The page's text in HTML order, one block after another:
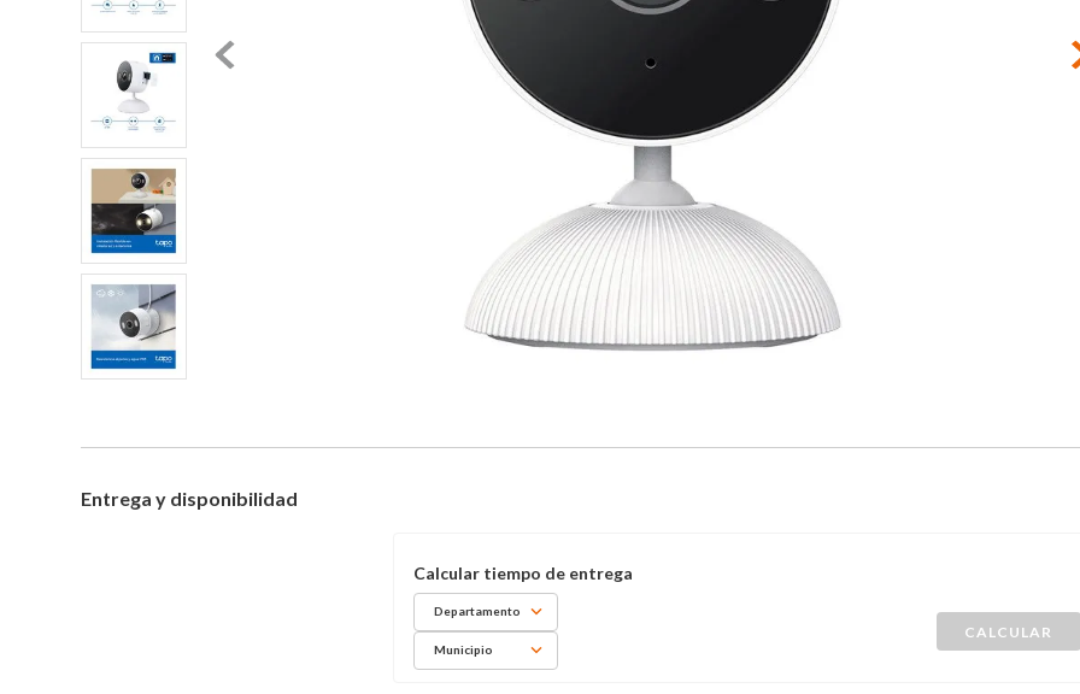
Entrega y disponibilidad
Departamento
Municipio